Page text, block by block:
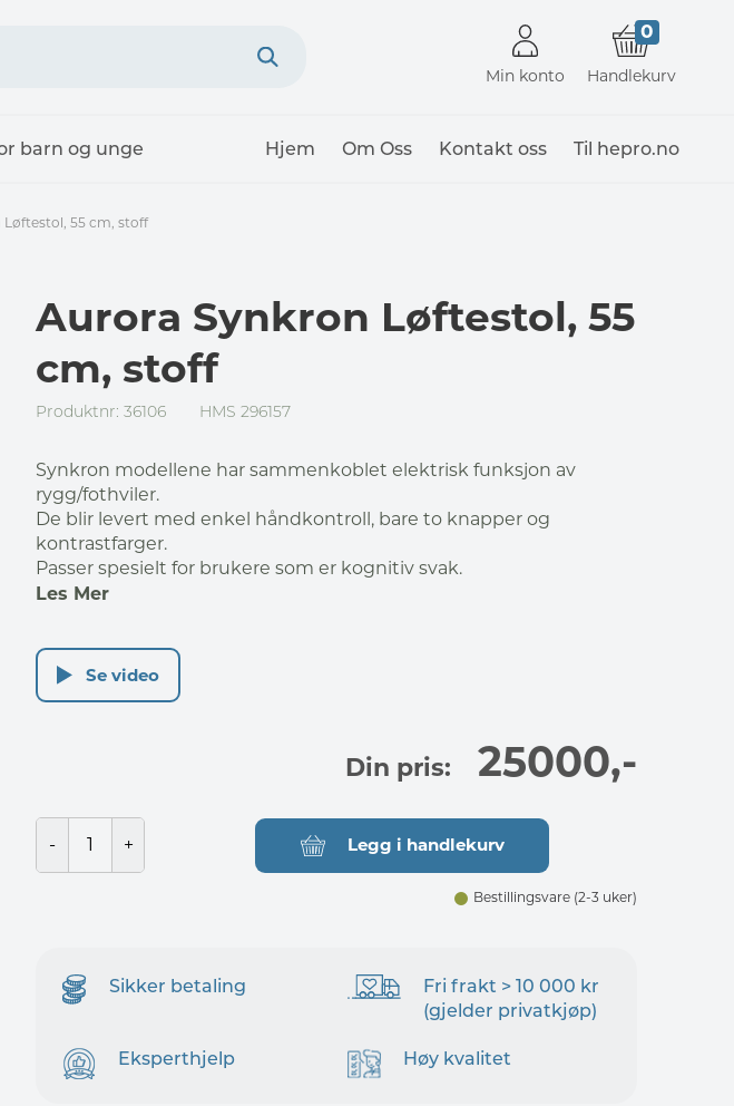
Min konto
0
Handlekurv
barn og unge Hjem Om Oss Kontakt oss Til hepro.no
55 cm, stoff
Aurora Synkron Løftestol, 55
cm, stoff
Produktnr: 36106 HMS 296157
Synkron modellene har sammenkoblet elektrisk funksjon av
rygg/fothviler.
De blir levert med enkel håndkontroll, bare to knapper og
kontrastfarger.
Passer spesielt for brukere som er kognitiv svak.
Les Mer
Se video
Din pris: 25000,-
Legg i handlekurv
Bestillingsvare (2-3 uker)
Sikker betaling
Fri frakt > 10 000 kr
(gjelder privatkjøp)
Eksperthjelp Høy kvalitet